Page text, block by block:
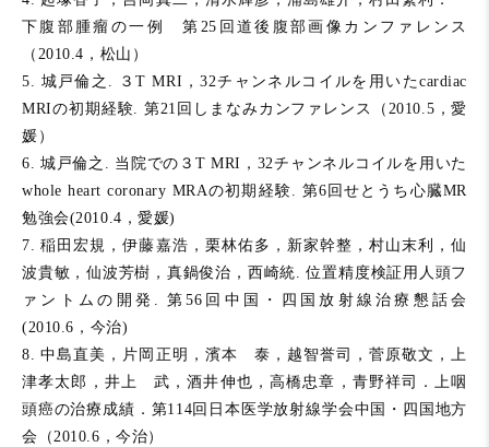
下腹部腫瘤の一例 第25回道後腹部画像カンファレンス
（2010.4，松山）
5. 城戸倫之. ３T MRI，32チャンネルコイルを用いたcardiac
MRIの初期経験. 第21回しまなみカンファレンス（2010.5，愛
媛）
6. 城戸倫之. 当院での３T MRI，32チャンネルコイルを用いた
whole heart coronary MRAの初期経験. 第6回せとうち心臓MR
勉強会(2010.4，愛媛)
7. 稲田宏規，伊藤嘉浩，栗林佑多，新家幹整，村山末利，仙
波貴敏，仙波芳樹，真鍋俊治，西崎統. 位置精度検証用人頭フ
ァントムの開発. 第56回中国・四国放射線治療懇話会
(2010.6，今治)
8. 中島直美，片岡正明，濱本 泰，越智誉司，菅原敬文，上
津孝太郎，井上 武，酒井伸也，高橋忠章，青野祥司．上咽
頭癌の治療成績．第114回日本医学放射線学会中国・四国地方
会（2010.6，今治）